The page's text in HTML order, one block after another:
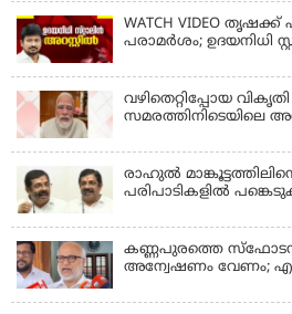
WATCH VIDEO
പരാമര്‍ശം; ഉദയനിധി
വഴിതെറ്റിപ്പോയ
സമരത്തിനിടെയിലെ
രാഹുല്‍
പരിപാടികളില്‍
കണ്ണപുരത്തെ
അന്വേഷണം വേണം;